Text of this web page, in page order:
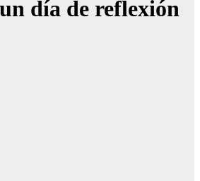
día de reflexión